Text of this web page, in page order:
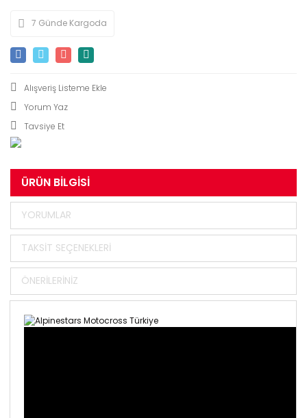
7 Günde Kargoda
Yorum Yaz
Tavsiye Et
ÜRÜN BILGISI
YORUMLAR
TAKSIT SEÇENEKLERI
ÖNERILERINIZ